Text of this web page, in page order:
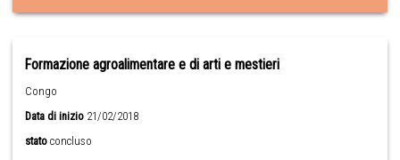
Formazione agroalimentare e di arti e mestieri
Congo
Data di inizio 21/02/2018
stato concluso